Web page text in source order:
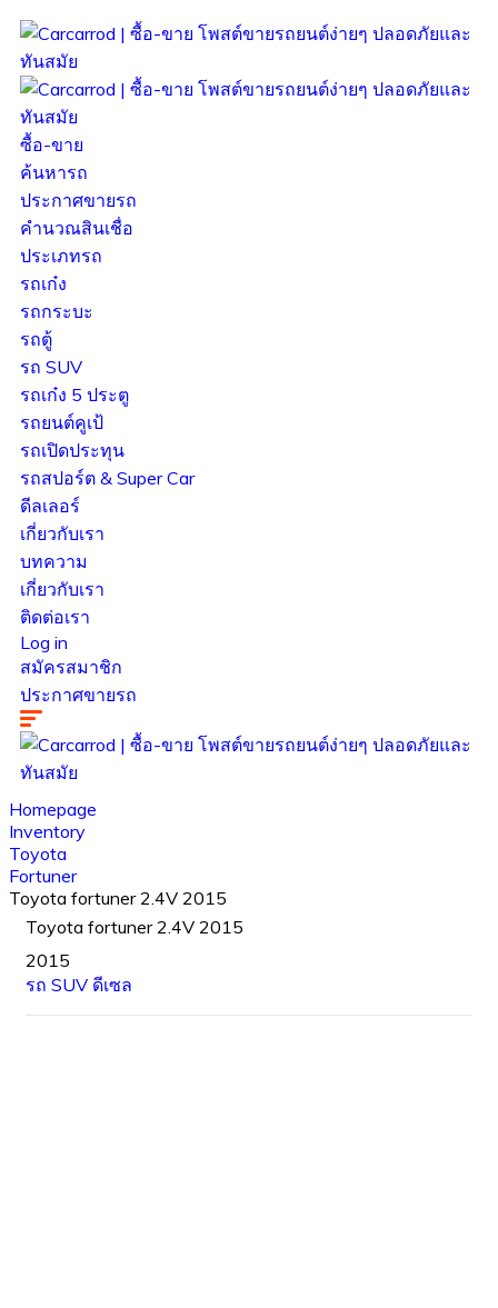
ซื้อ-ขาย
ค้นหารถ
ประกาศขายรถ
คำนวณสินเชื่อ
ประเภทรถ
รถเก๋ง
รถกระบะ
รถตู้
รถ SUV
รถเก๋ง 5 ประตู
รถยนต์คูเป้
รถเปิดประทุน
รถสปอร์ต & Super Car
ดีลเลอร์
เกี่ยวกับเรา
บทความ
เกี่ยวกับเรา
ติดต่อเรา
Log in
สมัครสมาชิก
ประกาศขายรถ
Homepage
Inventory
Toyota
Fortuner
Toyota fortuner 2.4V 2015
Toyota fortuner 2.4V 2015
2015
รถ SUV ดีเซล